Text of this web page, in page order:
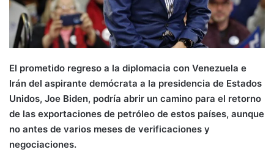
El prometido regreso a la diplomacia con Venezuela e
Irán del aspirante demócrata a la presidencia de Estados
Unidos, Joe Biden, podría abrir un camino para el retorno
de las exportaciones de petróleo de estos países, aunque
no antes de varios meses de verificaciones y
negociaciones.